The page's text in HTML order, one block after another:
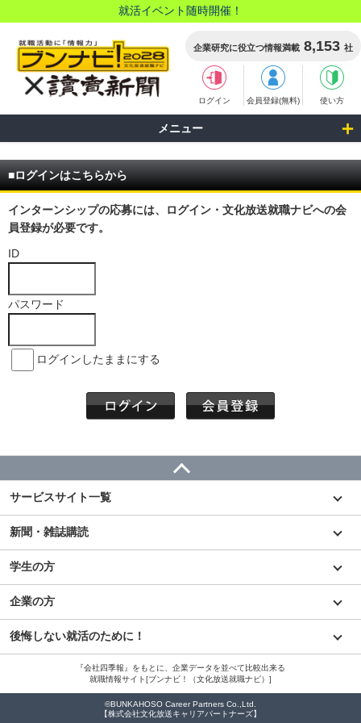
就活イベント随時開催！
企業研究に役立つ情報満載 8,153 社
ログイン 会員登録(無料) 使い方
メニュー
■ログインはこちらから
インターンシップの応募には、ログイン・文化放送就職ナビへの会
員登録が必要です。
ID
パスワード
ログインしたままにする
サービスサイト一覧
新聞・雑誌購読
学生の方
企業の方
後悔しない就活のために！
『会社四季報』をもとに、企業データを並べて比較出来る
就職情報サイト[ブンナビ！（文化放送就職ナビ）]
©BUNKAHOSO Career Partners Co.,Ltd.
【株式会社文化放送キャリアパートナーズ】